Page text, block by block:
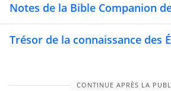
Notes de la Bible Companion
Trésor de la connaissance des
CONTINUE APRÈS LA